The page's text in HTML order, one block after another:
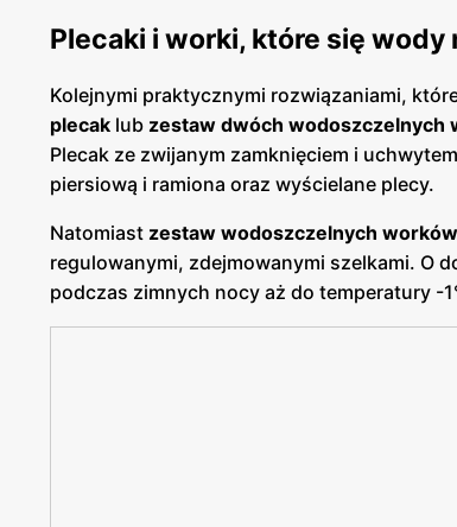
Plecaki i worki, które się wody
Kolejnymi praktycznymi rozwiązaniami,
plecak lub zestaw dwóch wodoszczelnych
Plecak ze zwijanym zamknięciem i
piersiową i ramiona oraz wyścielane plecy.
Natomiast zestaw wodoszczelnych worków
regulowanymi, zdejmowanymi szelkami. O
podczas zimnych nocy aż do temperatury -